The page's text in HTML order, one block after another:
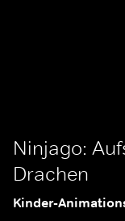
Ninjago:
Drachen
Kinder-